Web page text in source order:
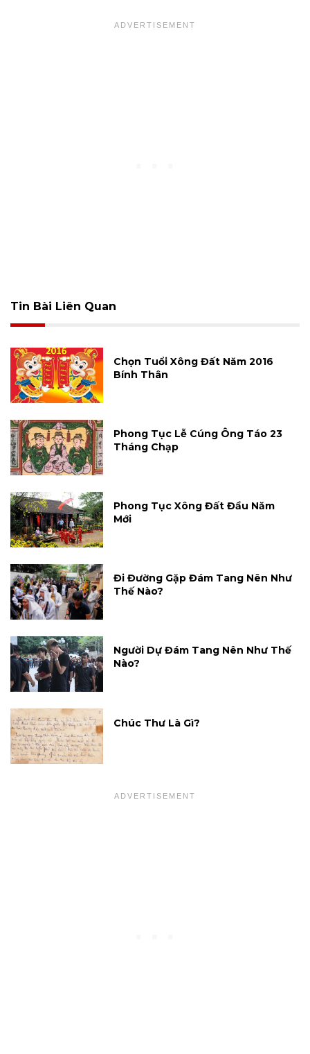
Tin Bài Liên Quan
Chọn Tuổi Xông Đất Năm 2016
Bính Thân
Phong Tục Lễ Cúng Ông Táo 23
Tháng Chạp
Phong Tục Xông Đất Đầu Năm
Mới
Đi Đường Gặp Đám Tang Nên Như
Thế Nào?
Người Dự Đám Tang Nên Như Thế
Nào?
Chúc Thư Là Gì?